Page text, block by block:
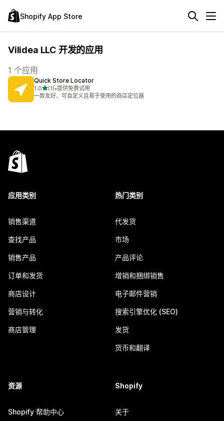
Shopify App Store
Vilidea LLC 开发的应用
1 个应用
Quick Store Locator
1.0星（满分 5 星）
(1)
总共 1 条评论
•提供免费试用
一款友好、可自定义且易于使用的商店定位器
应用类别
销售渠道
查找产品
销售产品
订单和发货
商店设计
营销与转化
商店管理
热门类别
代发货
市场
产品评论
增销和捆绑销售
电子邮件营销
搜索引擎优化 (SEO)
发货
货币和翻译
资源
Shopify 帮助中心
Shopify
关于